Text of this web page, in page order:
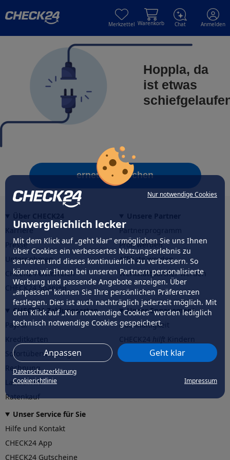
Nur notwendige Cookies
Unvergleichlich lecker
Mit dem Klick auf „geht klar” ermöglichen Sie uns Ihnen
über Cookies ein verbessertes Nutzungserlebnis zu
servieren und dieses kontinuierlich zu verbessern. So
können wir Ihnen bei unseren Partnern personalisierte
Werbung und passende Angebote anzeigen. Über
„anpassen” können Sie Ihre persönlichen Präferenzen
festlegen. Dies ist auch nachträglich jederzeit möglich. Mit
dem Klick auf „Nur notwendige Cookies” werden lediglich
technisch notwendige Cookies gespeichert.
Anpassen Geht klar
Datenschutzerklärung
Cookierichtlinie
Impressum
Merkzettel Warenkorb Chat Anmelden
Hoppla, da
ist etwas
erneut versuchen
Karriere
Presse
Unternehmen
CHECK24 Österreich
CHECK24 Spanien
Partnerprogramm
Profi werden
Affiliate werden
Werkstattpartner werden
CHECK24 Zahlungsarten
PayPal
Sofortüberweisung
Rechnung
Lastschrift
Ratenkauf
Unser Engagement
Nachhaltigkeit
CHECK24hilftder Natur
Unser Service für Sie
Hilfe und Kontakt
CHECK24 App
CHECK24 Gutscheine